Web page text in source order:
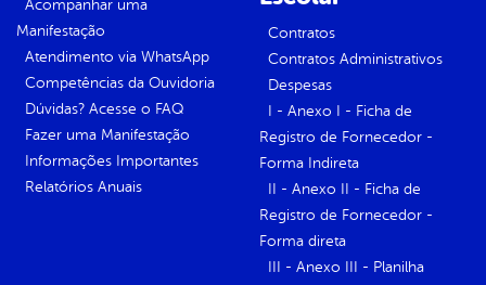
Acompanhar uma
Manifestação
Atendimento via WhatsApp
Competências da Ouvidoria
Dúvidas? Acesse o FAQ
Fazer uma Manifestação
Informações Importantes
Relatórios Anuais
Contratos
Contratos Administrativos
Despesas
I - Anexo I - Ficha de
Registro de Fornecedor -
Forma Indireta
II - Anexo II - Ficha de
Registro de Fornecedor -
Forma direta
III - Anexo III - Planilha